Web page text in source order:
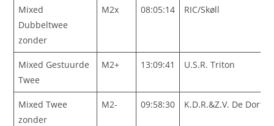
Mixed
Dubbeltwee
zonder
M2x 08:05:14 RIC/Skøll
Mixed Gestuurde
Twee
M2+ 13:09:41 U.S.R. Triton
Mixed Twee
zonder
M2- 09:58:30 K.D.R.&Z.V. De